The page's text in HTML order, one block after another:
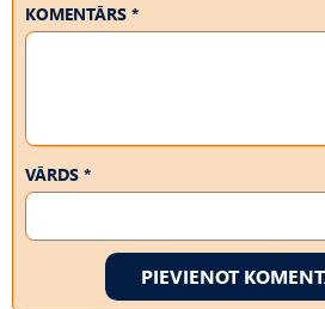
KOMENTĀRS *
VĀRDS *
PIEVIENOT